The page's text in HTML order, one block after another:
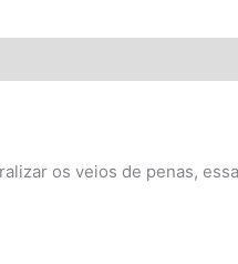
os veios de penas,